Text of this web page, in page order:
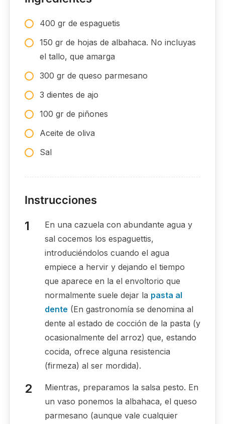
400 gr de espaguetis
150 gr de hojas de albahaca. No incluyas
el tallo, que amarga
300 gr de queso parmesano
3 dientes de ajo
100 gr de piñones
Aceite de oliva
Sal
Instrucciones
En una cazuela con abundante agua y
sal cocemos los espaguettis,
introduciéndolos cuando el agua
empiece a hervir y dejando el tiempo
que aparece en la el envoltorio que
normalmente suele dejar la pasta al
dente (En gastronomía se denomina al
dente al estado de cocción de la pasta (y
ocasionalmente del arroz) que, estando
cocida, ofrece alguna resistencia
(firmeza) al ser mordida).
Mientras, preparamos la salsa pesto. En
un vaso ponemos la albahaca, el queso
parmesano (aunque vale cualquier